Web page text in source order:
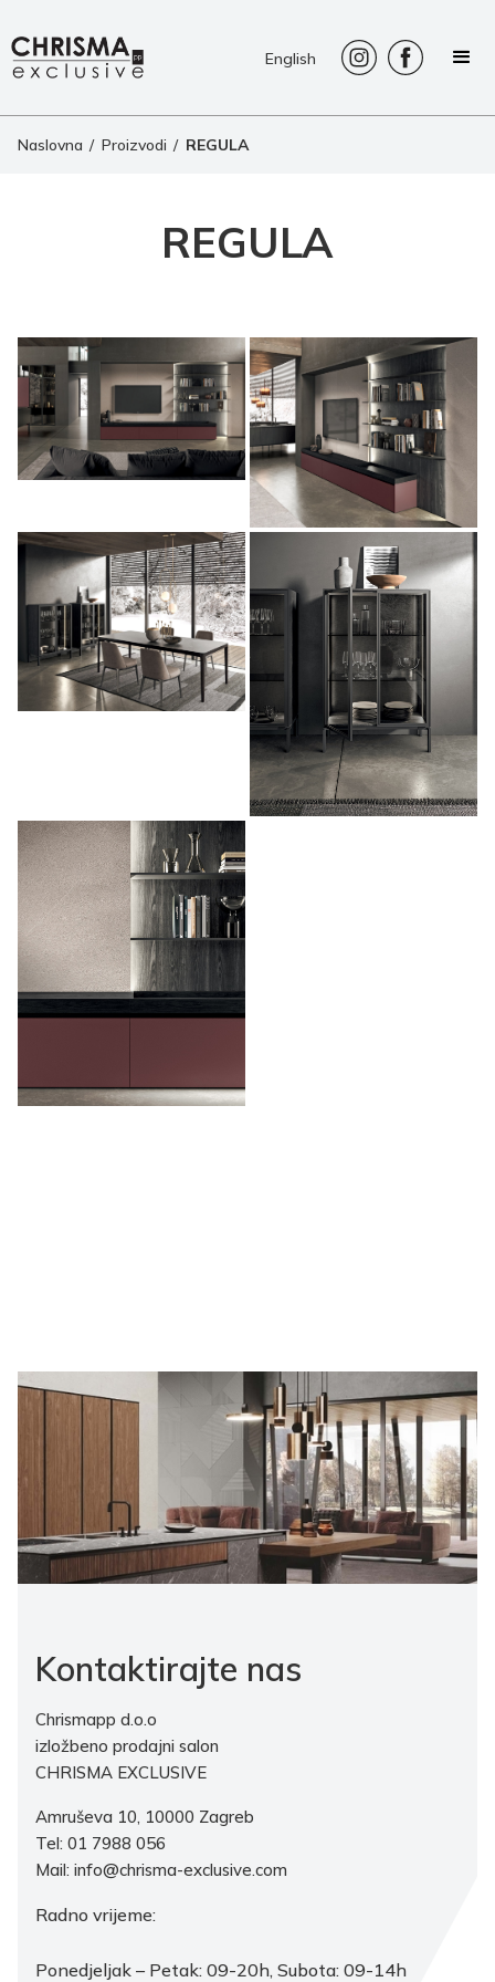
English
Naslovna / Proizvodi / REGULA
REGULA
Kontaktirajte nas
Chrismapp d.o.o
izložbeno prodajni salon
CHRISMA EXCLUSIVE
Amruševa 10, 10000 Zagreb
Tel: 01 7988 056
Mail: info@chrisma-exclusive.com
Radno vrijeme:
Ponedjeljak – Petak: 09-20h, Subota: 09-14h